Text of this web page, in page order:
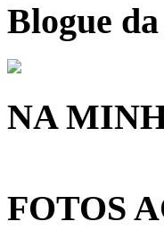
Blogue
NA
FOTOS